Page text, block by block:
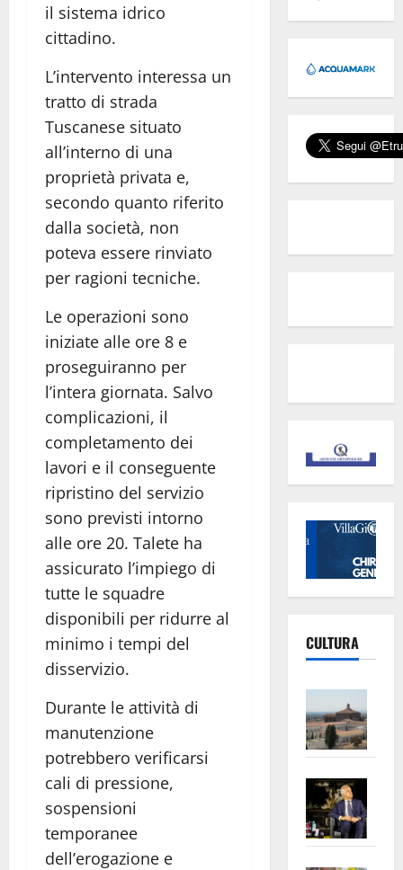
il sistema idrico
cittadino.
L’intervento interessa un
tratto di strada
Tuscanese situato
all’interno di una
proprietà privata e,
secondo quanto riferito
dalla società, non
poteva essere rinviato
per ragioni tecniche.
Le operazioni sono
iniziate alle ore 8 e
proseguiranno per
l’intera giornata. Salvo
complicazioni, il
completamento dei
lavori e il conseguente
ripristino del servizio
sono previsti intorno
alle ore 20. Talete ha
assicurato l’impiego di
tutte le squadre
disponibili per ridurre al
minimo i tempi del
disservizio.
Durante le attività di
manutenzione
potrebbero verificarsi
cali di pressione,
sospensioni
temporanee
dell’erogazione e
CULTURA
apre